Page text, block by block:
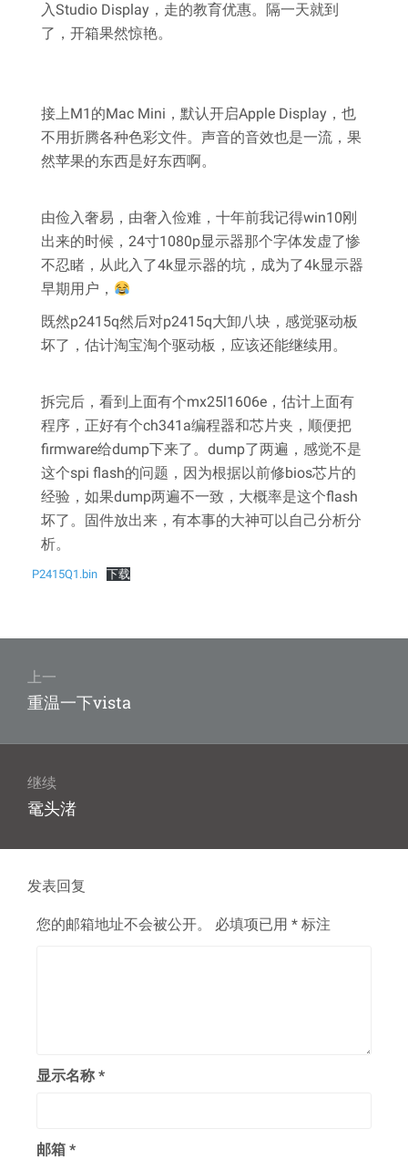
入Studio Display，走的教育优惠。隔一天就到
了，开箱果然惊艳。
接上M1的Mac Mini，默认开启Apple Display，也
不用折腾各种色彩文件。声音的音效也是一流，果
然苹果的东西是好东西啊。
由俭入奢易，由奢入俭难，十年前我记得win10刚
出来的时候，24寸1080p显示器那个字体发虚了惨
不忍睹，从此入了4k显示器的坑，成为了4k显示器
早期用户，
既然p2415q然后对p2415q大卸八块，感觉驱动板
坏了，估计淘宝淘个驱动板，应该还能继续用。
拆完后，看到上面有个mx25l1606e，估计上面有
程序，正好有个ch341a编程器和芯片夹，顺便把
firmware给dump下来了。dump了两遍，感觉不是
这个spi flash的问题，因为根据以前修bios芯片的
经验，如果dump两遍不一致，大概率是这个flash
坏了。固件放出来，有本事的大神可以自己分析分
析。
P2415Q1.bin 下载
航
上一
上
文
重温一下vista
继续
下
文
章：
鼋头渚
发表回复
您的邮箱地址不会被公开。 必填项已用 * 标注
显示名称 *
邮箱 *